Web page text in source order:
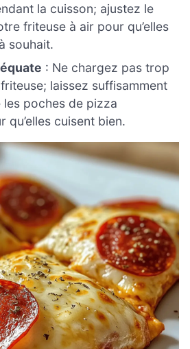
la cuisson; ajustez le
friteuse à air pour qu’elles
souhait.
: Ne chargez pas trop
laissez suffisamment
les poches de pizza
qu’elles cuisent bien.